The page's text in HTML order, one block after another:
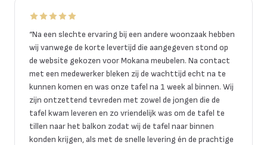
“Na een slechte ervaring bij een andere woonzaak hebben
wij vanwege de korte levertijd die aangegeven stond op
de website gekozen voor Mokana meubelen. Na contact
met een medewerker bleken zij de wachttijd echt na te
kunnen komen en was onze tafel na 1 week al binnen. Wij
zijn ontzettend tevreden met zowel de jongen die de
tafel kwam leveren en zo vriendelijk was om de tafel te
tillen naar het balkon zodat wij de tafel naar binnen
konden krijgen, als met de snelle levering én de prachtige